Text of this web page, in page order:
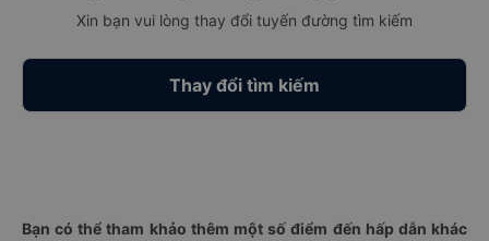
Xin bạn vui lòng thay đổi tuyến đường tìm kiếm
Thay đổi tìm kiếm
Bạn có thể tham khảo thêm một số điểm đến hấp dẫn khác